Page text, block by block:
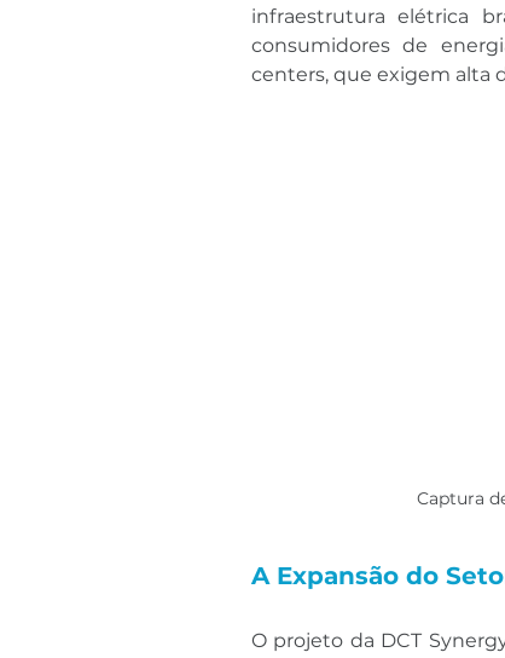
infraestrutura elétrica
consumidores de
centers, que exigem alta
Captura
A Expansão do
O projeto da DCT